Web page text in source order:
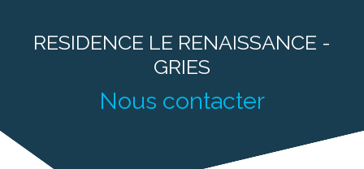
RESIDENCE LE RENAISSANCE -
GRIES
Nous contacter